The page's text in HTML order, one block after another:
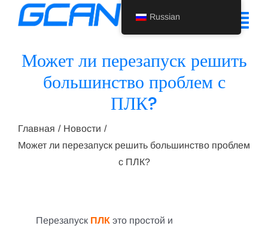
Перейти
Главная
Поддержка
Свяжитесь с нами
Может ли перезапуск решить
большинство проблем с
ПЛК?
Главная
Новости
Может ли перезапуск решить большинство проблем
с ПЛК?
Перезапуск ПЛКэто простой и
Russian